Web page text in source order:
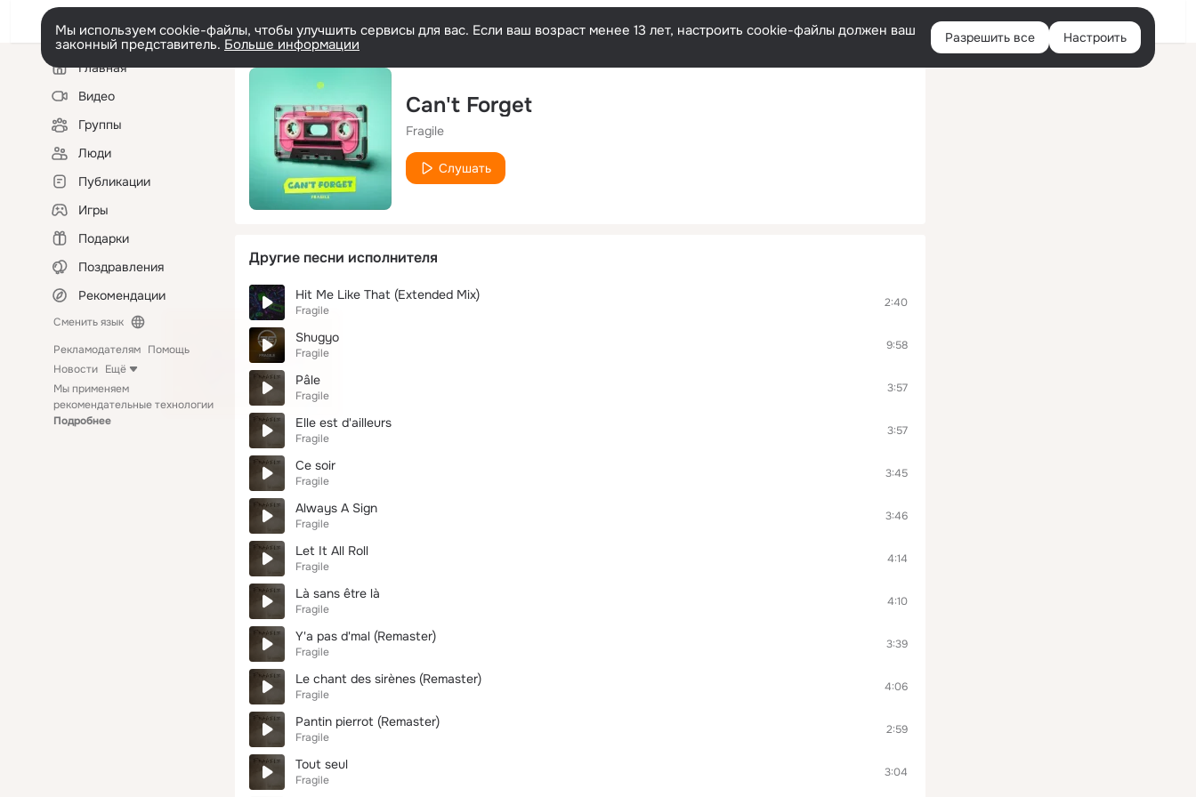
Войти
Мы используем cookie-файлы, чтобы улучшить сервисы для вас. Если ваш возраст менее 13 лет, настроить cookie-файлы должен ваш
законный представитель. Больше информации Разрешить все Настроить
Левая
колонкаГлавная
Видео
Группы
Люди
Публикации
Игры
Подарки
Поздравления
Рекомендации
Сменить язык
Рекламодателям Помощь
Новости Ещё
Мы применяем
рекомендательные технологии
Подробнее
Can't Forget
Fragile
Слушать
Другие песни исполнителя
Hit Me Like That (Extended Mix)
Fragile
2:40
Shugyo
Fragile
9:58
Pâle
Fragile
3:57
Elle est d'ailleurs
Fragile
3:57
Ce soir
Fragile
3:45
Always A Sign
Fragile
3:46
Let It All Roll
Fragile
4:14
Là sans être là
Fragile
4:10
Y'a pas d'mal (Remaster)
Fragile
3:39
Le chant des sirènes (Remaster)
Fragile
4:06
Pantin pierrot (Remaster)
Fragile
2:59
Tout seul
Fragile
3:04